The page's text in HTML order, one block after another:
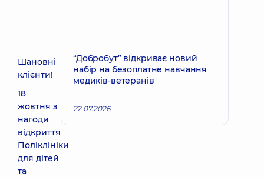
Шановні
клієнти!
18
жовтня з
нагоди
відкриття
Поліклініки
для дітей
та
“Добробут” відкриває новий
набір на безоплатне навчання
медиків-ветеранів
22.07.2026